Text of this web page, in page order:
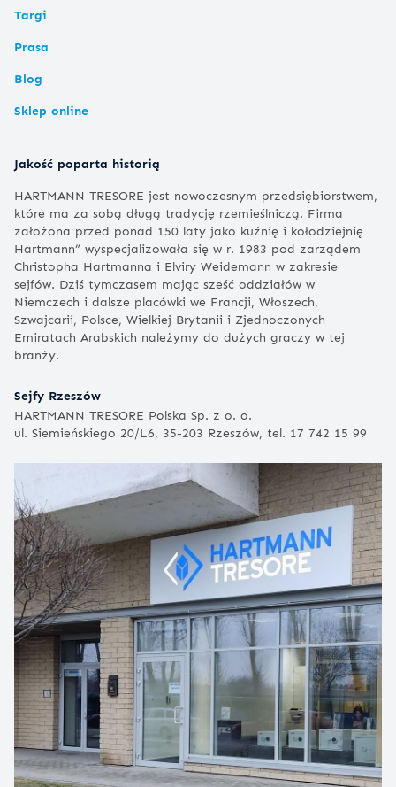
Targi
Prasa
Blog
Sklep online
Jakość poparta historią
HARTMANN TRESORE jest nowoczesnym przedsiębiorstwem,
które ma za sobą długą tradycję rzemieślniczą. Firma
założona przed ponad 150 laty jako kuźnię i kołodziejnię
Hartmann” wyspecjalizowała się w r. 1983 pod zarządem
Christopha Hartmanna i Elviry Weidemann w zakresie
sejfów. Dziś tymczasem mając sześć oddziałów w
Niemczech i dalsze placówki we Francji, Włoszech,
Szwajcarii, Polsce, Wielkiej Brytanii i Zjednoczonych
Emiratach Arabskich należymy do dużych graczy w tej
branży.
Sejfy Rzeszów
HARTMANN TRESORE Polska Sp. z o. o.
ul. Siemieńskiego 20/L6, 35-203 Rzeszów, tel. 17 742 15 99